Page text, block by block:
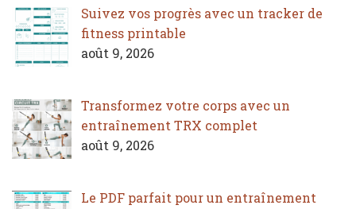
Suivez vos progrès avec un tracker de
fitness printable
août 9, 2026
Transformez votre corps avec un
entraînement TRX complet
août 9, 2026
Le PDF parfait pour un entraînement